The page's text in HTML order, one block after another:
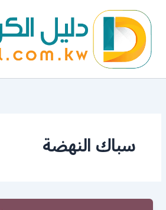
المحتوى
سباك النهضة